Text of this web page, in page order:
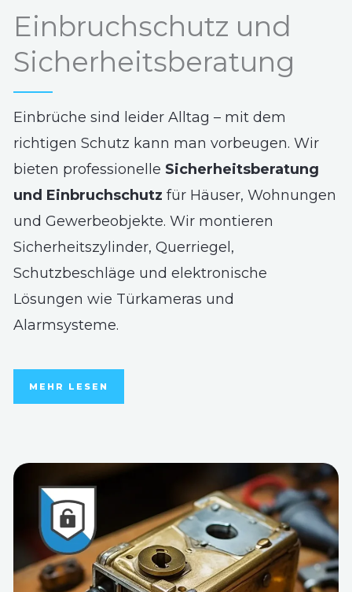
Einbruchschutz und
Sicherheitsberatung
Einbrüche sind leider Alltag – mit dem
richtigen Schutz kann man vorbeugen. Wir
bieten professionelle Sicherheitsberatung
und Einbruchschutz für Häuser, Wohnungen
und Gewerbeobjekte. Wir montieren
Sicherheitszylinder, Querriegel,
Schutzbeschläge und elektronische
Lösungen wie Türkameras und
Alarmsysteme.
MEHR LESEN